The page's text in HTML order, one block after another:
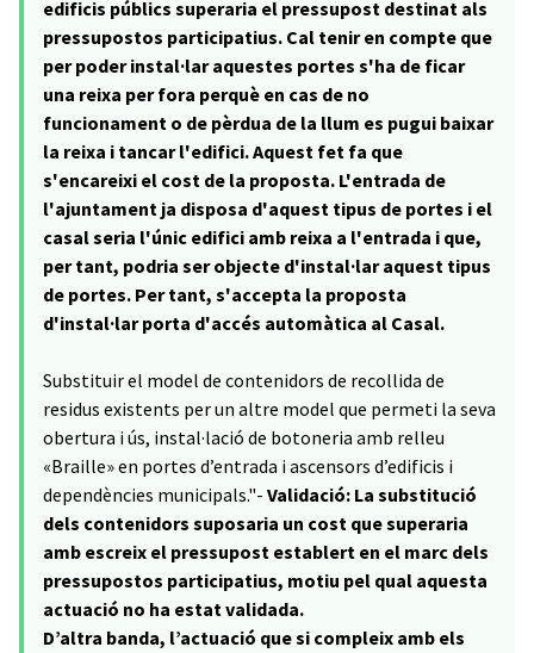
edificis públics superaria el pressupost destinat als
pressupostos participatius. Cal tenir en compte que
per poder instal·lar aquestes portes s'ha de ficar
una reixa per fora perquè en cas de no
funcionament o de pèrdua de la llum es pugui baixar
la reixa i tancar l'edifici. Aquest fet fa que
s'encareixi el cost de la proposta. L'entrada de
l'ajuntament ja disposa d'aquest tipus de portes i el
casal seria l'únic edifici amb reixa a l'entrada i que,
per tant, podria ser objecte d'instal·lar aquest tipus
de portes. Per tant, s'accepta la proposta
d'instal·lar porta d'accés automàtica al Casal.
Substituir el model de contenidors de recollida de
residus existents per un altre model que permeti la seva
obertura i ús, instal·lació de botoneria amb relleu
«Braille» en portes d’entrada i ascensors d’edificis i
dependències municipals."- Validació: La substitució
dels contenidors suposaria un cost que superaria
amb escreix el pressupost establert en el marc dels
pressupostos participatius, motiu pel qual aquesta
actuació no ha estat validada.
D’altra banda, l’actuació que si compleix amb els